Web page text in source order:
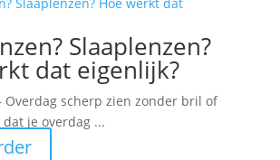
Slaaplenzen?
dat eigenlijk?
Overdag scherp zien zonder bril of
je overdag ...